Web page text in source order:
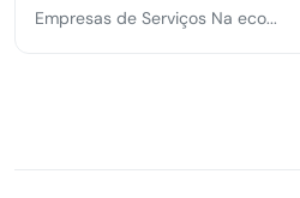
Empresas de Serviços Na eco...